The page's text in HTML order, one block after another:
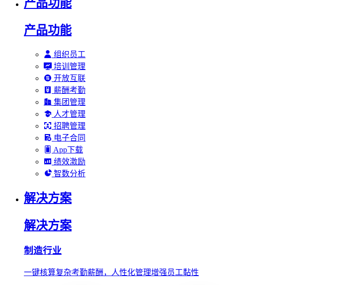
产品功能
产品功能
组织员工
培训管理
开放互联
薪酬考勤
集团管理
人才管理
招聘管理
电子合同
App下载
绩效激励
智数分析
解决方案
解决方案
制造行业
一键核算复杂考勤薪酬，人性化管理增强员工黏性